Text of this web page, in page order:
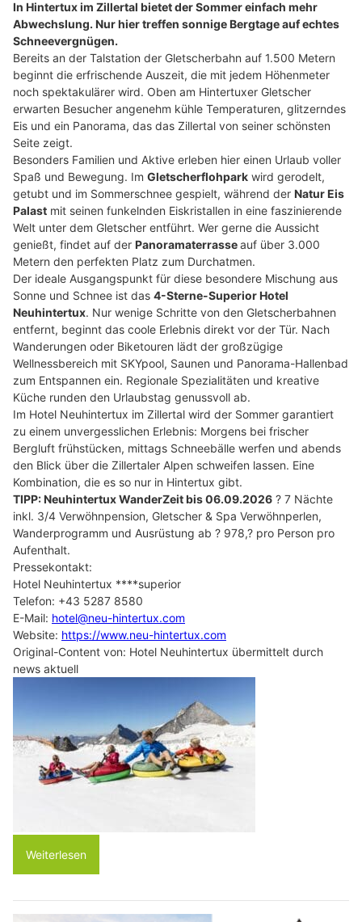
In Hintertux im Zillertal bietet der Sommer einfach mehr
Abwechslung. Nur hier treffen sonnige Bergtage auf echtes
Schneevergnügen.
Bereits an der Talstation der Gletscherbahn auf 1.500 Metern
beginnt die erfrischende Auszeit, die mit jedem Höhenmeter
noch spektakulärer wird. Oben am Hintertuxer Gletscher
erwarten Besucher angenehm kühle Temperaturen, glitzerndes
Eis und ein Panorama, das das Zillertal von seiner schönsten
Seite zeigt.
Besonders Familien und Aktive erleben hier einen Urlaub voller
Spaß und Bewegung. Im Gletscherflohpark wird gerodelt,
getubt und im Sommerschnee gespielt, während der Natur Eis
Palast mit seinen funkelnden Eiskristallen in eine faszinierende
Welt unter dem Gletscher entführt. Wer gerne die Aussicht
genießt, findet auf der Panoramaterrasseauf über 3.000
Metern den perfekten Platz zum Durchatmen.
Der ideale Ausgangspunkt für diese besondere Mischung aus
Sonne und Schnee ist das 4-Sterne-Superior Hotel
Neuhintertux. Nur wenige Schritte von den Gletscherbahnen
entfernt, beginnt das coole Erlebnis direkt vor der Tür. Nach
Wanderungen oder Biketouren lädt der großzügige
Wellnessbereich mit SKYpool, Saunen und Panorama-Hallenbad
zum Entspannen ein. Regionale Spezialitäten und kreative
Küche runden den Urlaubstag genussvoll ab.
Im Hotel Neuhintertux im Zillertal wird der Sommer garantiert
zu einem unvergesslichen Erlebnis: Morgens bei frischer
Bergluft frühstücken, mittags Schneebälle werfen und abends
den Blick über die Zillertaler Alpen schweifen lassen. Eine
Kombination, die es so nur in Hintertux gibt.
TIPP: Neuhintertux WanderZeit bis 06.09.2026 ? 7 Nächte
inkl. 3/4 Verwöhnpension, Gletscher & Spa Verwöhnperlen,
Wanderprogramm und Ausrüstung ab ? 978,? pro Person pro
Aufenthalt.
Pressekontakt:
Hotel Neuhintertux ****superior
Telefon: +43 5287 8580
E-Mail: hotel@neu-hintertux.com
Website: https://www.neu-hintertux.com
Original-Content von: Hotel Neuhintertux übermittelt durch
news aktuell
Weiterlesen